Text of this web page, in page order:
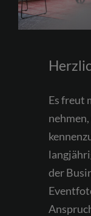
Es freut
der